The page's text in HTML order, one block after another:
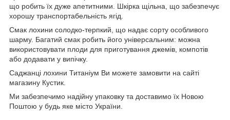
що робить їх дуже апетитними. Шкірка щільна, що забезпечує
хорошу транспортабельність ягід.
Смак лохини солодко-терпкий, що надає сорту особливого
шарму. Багатий смак робить його універсальним: можна
використовувати плоди для приготування джемів, компотів
або додавати у випічку.
Саджанці лохини Титаніум Ви можете замовити на сайті
магазину Кустик.
Ми забезпечимо надійну упаковку та доставимо їх Новою
Поштою у будь яке місто України.